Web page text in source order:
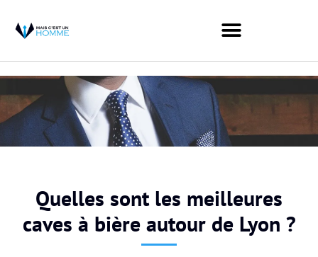
Quelles sont les meilleures
caves à bière autour de Lyon ?